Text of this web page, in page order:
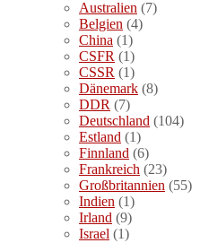
Australien (7)
Belgien (4)
China (1)
CSFR (1)
CSSR (1)
Dänemark (8)
DDR (7)
Deutschland (104)
Estland (1)
Finnland (6)
Frankreich (23)
Großbritannien (55)
Indien (1)
Irland (9)
Israel (1)